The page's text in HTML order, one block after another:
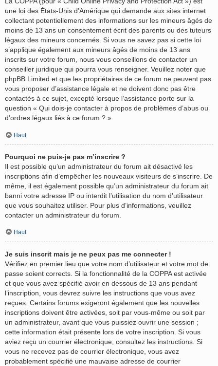
une loi des États-Unis d’Amérique qui demande aux sites internet
collectant potentiellement des informations sur les mineurs âgés de
moins de 13 ans un consentement écrit des parents ou des tuteurs
légaux des mineurs concernés. Si vous ne savez pas si cette loi
s’applique également aux mineurs âgés de moins de 13 ans
inscrits sur votre forum, nous vous conseillons de contacter un
conseiller juridique qui pourra vous renseigner. Veuillez noter que
phpBB Limited et que les propriétaires de ce forum ne peuvent pas
vous proposer d’assistance légale et ne doivent donc pas être
contactés à ce sujet, excepté lorsque l’assistance porte sur la
question « Qui dois-je contacter à propos de problèmes d’abus ou
d’ordres légaux liés à ce forum ? ».
Haut
Pourquoi ne puis-je pas m’inscrire ?
Il est possible qu’un administrateur du forum ait désactivé les
inscriptions afin d’empêcher les nouveaux visiteurs de s’inscrire. De
même, il est également possible qu’un administrateur du forum ait
banni votre adresse IP ou interdit l’utilisation du nom d’utilisateur
que vous souhaitez utiliser. Pour plus d’informations, veuillez
contacter un administrateur du forum.
Haut
Je suis inscrit mais je ne peux pas me connecter !
Vérifiez en premier lieu que votre nom d’utilisateur et votre mot de
passe soient corrects. Si la fonctionnalité de la COPPA est activée
et que vous avez spécifié avoir en dessous de 13 ans pendant
l’inscription, vous devrez suivre les instructions que vous avez
reçues. Certains forums exigeront également que les nouvelles
inscriptions doivent être activées, soit par vous-même ou soit par
un administrateur, avant que vous puissiez ouvrir une session ;
cette information était présente lors de votre inscription. Si vous
aviez reçu un courrier électronique, consultez les instructions. Si
vous ne recevez pas de courrier électronique, vous avez
probablement spécifié une mauvaise adresse de courrier